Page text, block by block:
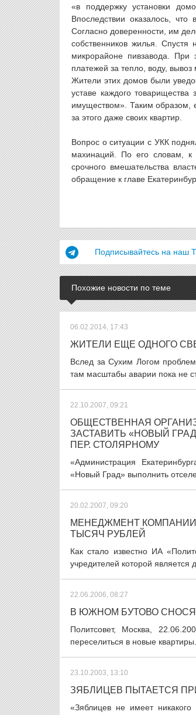
«в поддержку установки
Впоследствии оказалось,
Согласно доверенности, им
собственников жилья.
микрорайоне пивзавода.
платежей за тепло, воду,
Жители этих домов были
уставе каждого товарищества
имуществом». Таким образом,
за этого даже своих квартир.
Вопрос о ситуации с УКК
махинаций. По его словам, к
срочного вмешательства
обращение к главе
Подписывайтесь на наш
Похожие новости по теме
06.02.2014, 17:43
ЖИТЕЛИ ЕЩЕ ОДНОГО
Вслед за Сухим Логом
там масштабы аварии пока не
22.10.2007, 09:21
ОБЩЕСТВЕННАЯ
ЗАСТАВИТЬ «НОВЫЙ
ПЕР. СТОЛЯРНОМУ
«Администрация
«Новый Град» выполнить
20.02.2007, 09:20
МЕНЕДЖМЕНТ
ТЫСЯЧ РУБЛЕЙ
Как стало известно ИА
учредителей которой является
22.06.2006, 08:27
В ЮЖНОМ БУТОВО
Политсовет, Москва,
переселиться в новые
23.10.2003, 13:10
ЗЯБЛИЦЕВ ПЫТАЕТСЯ
«Зяблицев не имеет